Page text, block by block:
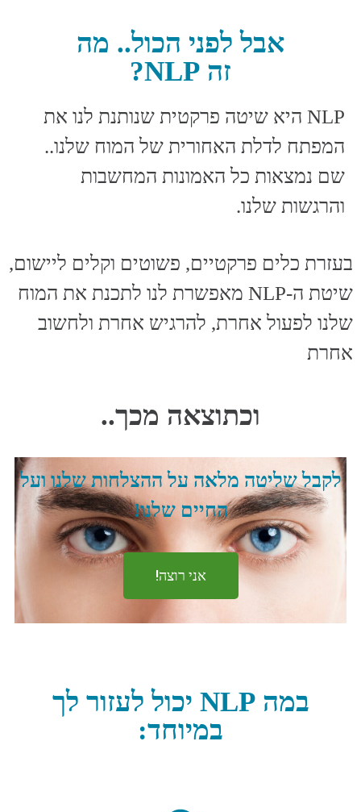
אבל לפני הכול.. מה
זה NLP?
NLP היא שיטה פרקטית שנותנת לנו את
המפתח לדלת האחורית של המוח שלנו..
שם נמצאות כל האמונות המחשבות
והרגשות שלנו.
בעזרת כלים פרקטיים, פשוטים וקלים ליישום,
שיטת ה-NLP מאפשרת לנו לתכנת את המוח
שלנו לפעול אחרת, להרגיש אחרת ולחשוב
אחרת
וכתוצאה מכך..
לקבל שליטה מלאה על ההצלחות שלנו ועל
החיים שלנו!
אני רוצה!
במה NLP יכול לעזור לך
במיוחד: